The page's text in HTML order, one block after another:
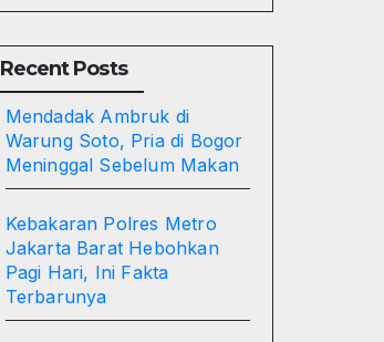
Recent Posts
Mendadak Ambruk di
Warung Soto, Pria di Bogor
Meninggal Sebelum Makan
Kebakaran Polres Metro
Jakarta Barat Hebohkan
Pagi Hari, Ini Fakta
Terbarunya